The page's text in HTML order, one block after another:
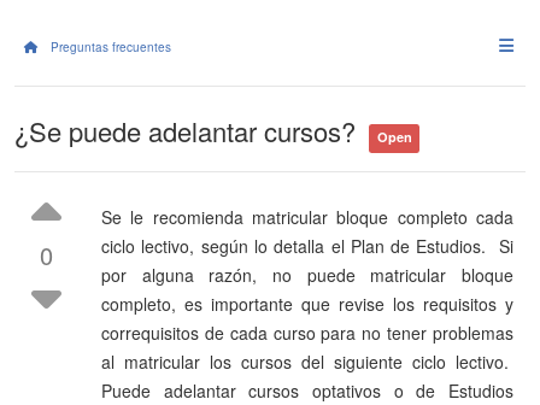
Preguntas frecuentes
¿Se puede adelantar cursos? Open
0
Se le recomienda matricular bloque completo cada
ciclo lectivo, según lo detalla el Plan de Estudios. Si
por alguna razón, no puede matricular bloque
completo, es importante que revise los requisitos y
correquisitos de cada curso para no tener problemas
al matricular los cursos del siguiente ciclo lectivo.
Puede adelantar cursos optativos o de Estudios